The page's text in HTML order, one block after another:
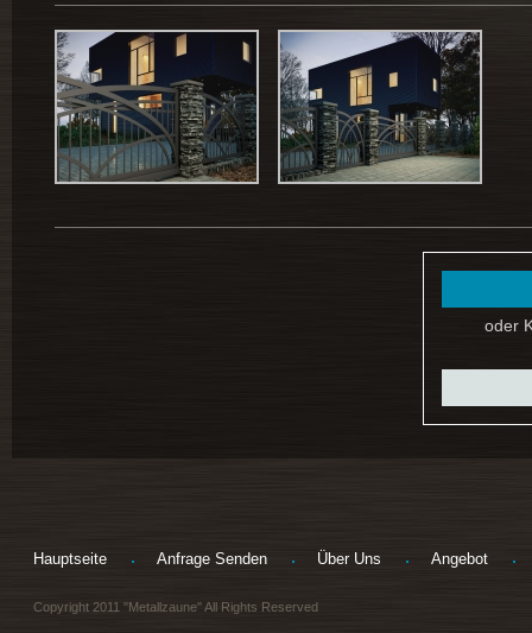
oder
Hauptseite Anfrage Senden Über Uns Angebot
Copyright 2011 "Metallzaune" All Rights Reserved